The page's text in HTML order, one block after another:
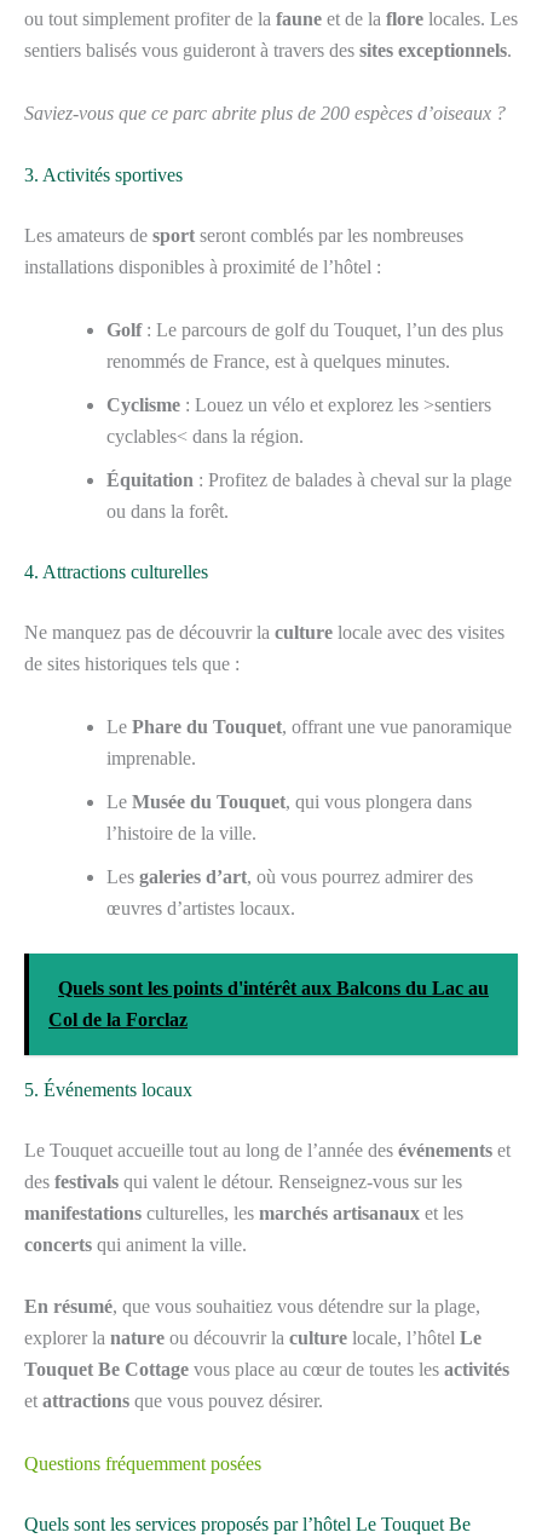
ou tout simplement profiter de la faune et de la flore locales. Les
sentiers balisés vous guideront à travers des sites exceptionnels.
Saviez-vous que ce parc abrite plus de 200 espèces d’oiseaux ?
3. Activités sportives
Les amateurs de sport seront comblés par les nombreuses
installations disponibles à proximité de l’hôtel :
Golf: Le parcours de golf du Touquet, l’un des plus
renommés de France, est à quelques minutes.
Cyclisme : Louez un vélo et explorez les >sentiers
cyclables< dans la région.
Équitation : Profitez de balades à cheval sur la plage
ou dans la forêt.
4. Attractions culturelles
Ne manquez pas de découvrir la culture locale avec des visites
de sites historiques tels que :
Le Phare du Touquet, offrant une vue panoramique
imprenable.
Le Musée du Touquet, qui vous plongera dans
l’histoire de la ville.
Les galeries d’art, où vous pourrez admirer des
œuvres d’artistes locaux.
Quels sont les points d'intérêt aux Balcons du Lac au
Col de la Forclaz
5. Événements locaux
Le Touquet accueille tout au long de l’année des événements et
des festivals qui valent le détour. Renseignez-vous sur les
manifestations culturelles, les marchés artisanaux et les
concerts qui animent la ville.
En résumé, que vous souhaitiez vous détendre sur la plage,
explorer la nature ou découvrir la culture locale, l’hôtel Le
Touquet Be Cottage vous place au cœur de toutes les activités
et attractions que vous pouvez désirer.
Questions fréquemment posées
Quels sont les services proposés par l’hôtel Le Touquet Be